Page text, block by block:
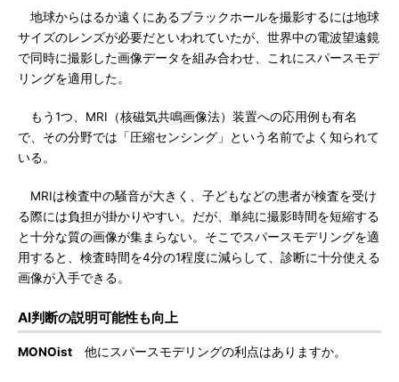
地球からはるか遠くにあるブラックホールを撮影するには地球
サイズのレンズが必要だといわれていたが、世界中の電波望遠鏡
で同時に撮影した画像データを組み合わせ、これにスパースモデ
リングを適用した。
もう1つ、MRI（核磁気共鳴画像法）装置への応用例も有名
で、その分野では「圧縮センシング」という名前でよく知られて
いる。
MRIは検査中の騒音が大きく、子どもなどの患者が検査を受け
る際には負担が掛かりやすい。だが、単純に撮影時間を短縮する
と十分な質の画像が集まらない。そこでスパースモデリングを適
用すると、検査時間を4分の1程度に減らして、診断に十分使える
画像が入手できる。
AI判断の説明可能性も向上
MONOist 他にスパースモデリングの利点はありますか。